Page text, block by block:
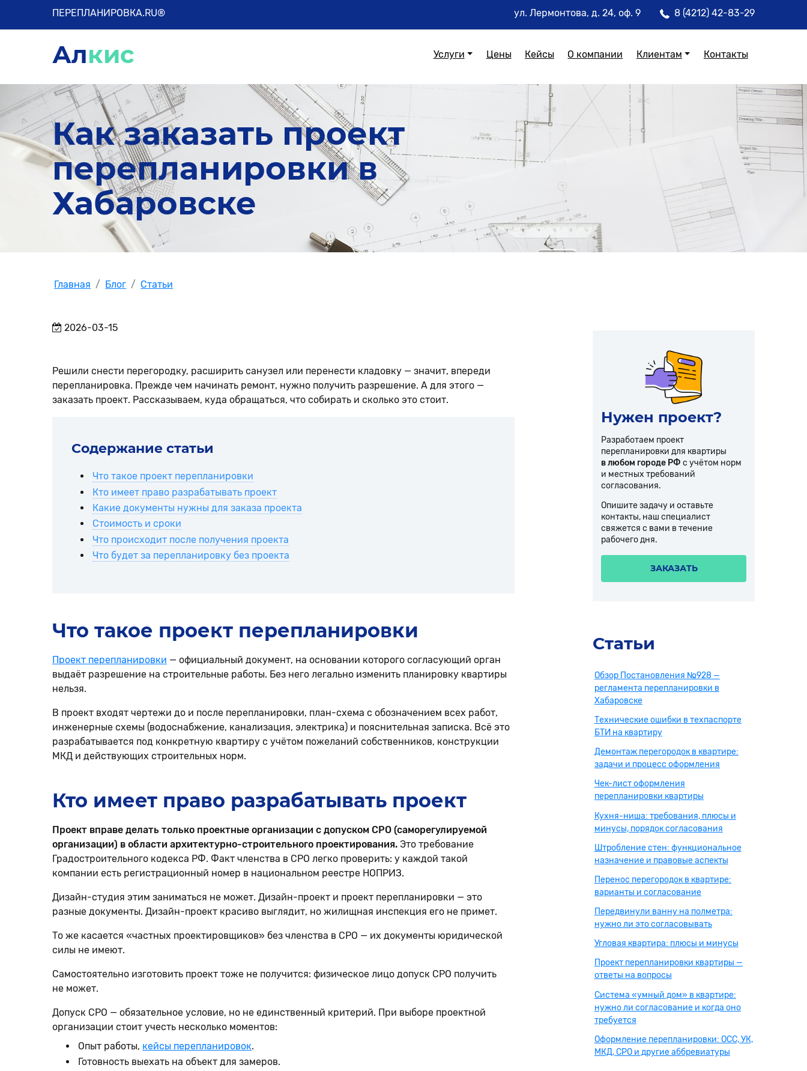
ПЕРЕПЛАНИРОВКА.RU® ул. Лермонтова, д. 24, оф. 9 8 (4212) 42-83-29
Алкис Услуги Цены Кейсы О компании Клиентам Контакты
Как заказать проект
перепланировки в
Хабаровске
Главная Блог Статьи
2026-03-15
Решили снести перегородку, расширить санузел или перенести кладовку — значит, впереди
перепланировка. Прежде чем начинать ремонт, нужно получить разрешение. А для этого —
заказать проект. Рассказываем, куда обращаться, что собирать и сколько это стоит.
Содержание статьи
Что такое проект перепланировки
Кто имеет право разрабатывать проект
Какие документы нужны для заказа проекта
Стоимость и сроки
Что происходит после получения проекта
Что будет за перепланировку без проекта
Что такое проект перепланировки
Проект перепланировки — официальный документ, на основании которого согласующий орган
выдаёт разрешение на строительные работы. Без него легально изменить планировку квартиры
нельзя.
В проект входят чертежи до и после перепланировки, план-схема с обозначением всех работ,
инженерные схемы (водоснабжение, канализация, электрика) и пояснительная записка. Всё это
разрабатывается под конкретную квартиру с учётом пожеланий собственников, конструкции
МКД и действующих строительных норм.
Кто имеет право разрабатывать проект
Проект вправе делать только проектные организации с допуском СРО (саморегулируемой
организации) в области архитектурно-строительного проектирования. Это требование
Градостроительного кодекса РФ. Факт членства в СРО легко проверить: у каждой такой
компании есть регистрационный номер в национальном реестре НОПРИЗ.
Дизайн-студия этим заниматься не может. Дизайн-проект и проект перепланировки — это
разные документы. Дизайн-проект красиво выглядит, но жилищная инспекция его не примет.
То же касается «частных проектировщиков» без членства в СРО — их документы юридической
силы не имеют.
Самостоятельно изготовить проект тоже не получится: физическое лицо допуск СРО получить
не может.
Допуск СРО — обязательное условие, но не единственный критерий. При выборе проектной
организации стоит учесть несколько моментов:
Опыт работы, кейсы перепланировок.
Готовность выехать на объект для замеров.
Нужен проект?
Разработаем проект
перепланировки для квартиры
в любом городе РФ с учётом норм
и местных требований
согласования.
Опишите задачу и оставьте
контакты, наш специалист
свяжется с вами в течение
рабочего дня.
ЗАКАЗАТЬ
Статьи
Обзор Постановления №928 —
регламента перепланировки в
Хабаровске
Технические ошибки в техпаспорте
БТИ на квартиру
Демонтаж перегородок в квартире:
задачи и процесс оформления
Чек-лист оформления
перепланировки квартиры
Кухня-ниша: требования, плюсы и
минусы, порядок согласования
Штробление стен: функциональное
назначение и правовые аспекты
Перенос перегородок в квартире:
варианты и согласование
Передвинули ванну на полметра:
нужно ли это согласовывать
Угловая квартира: плюсы и минусы
Проект перепланировки квартиры —
ответы на вопросы
Система «умный дом» в квартире:
нужно ли согласование и когда оно
требуется
Оформление перепланировки: ОСС, УК,
МКД, СРО и другие аббревиатуры